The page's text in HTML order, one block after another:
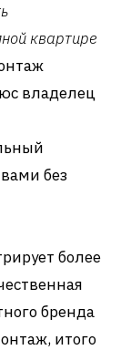
квартире
владелец
без
более
бренда
итого